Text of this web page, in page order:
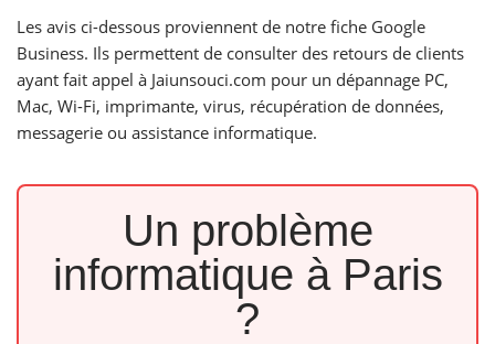
Les avis ci-dessous proviennent de notre fiche Google
Business. Ils permettent de consulter des retours de clients
ayant fait appel à Jaiunsouci.com pour un dépannage PC,
Mac, Wi-Fi, imprimante, virus, récupération de données,
messagerie ou assistance informatique.
Un problème
informatique à Paris
?